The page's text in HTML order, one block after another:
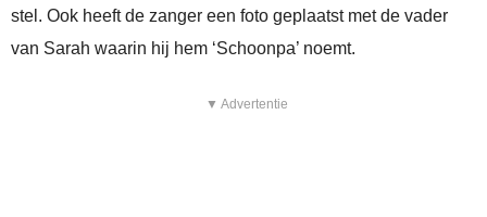
stel. Ook heeft de zanger een foto geplaatst met de vader
van Sarah waarin hij hem ‘Schoonpa’ noemt.
▼ Advertentie